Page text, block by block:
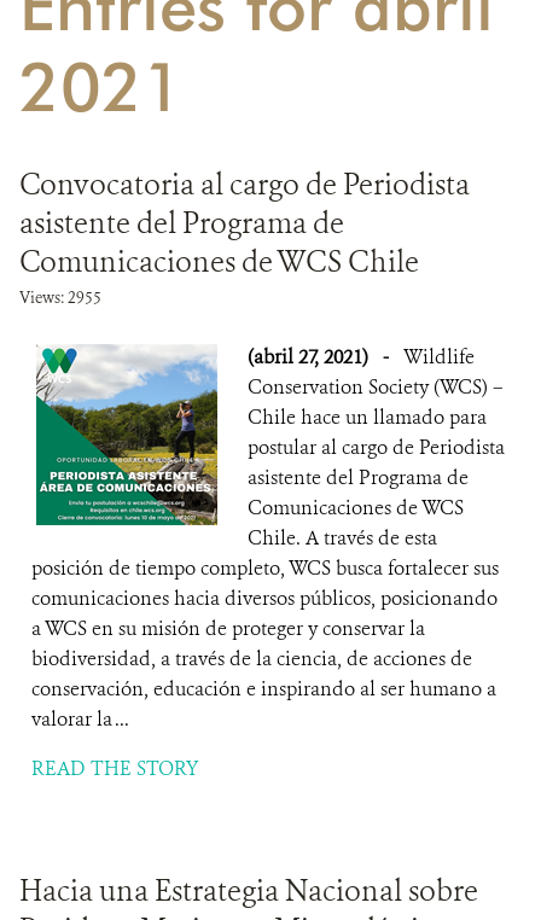
DONA
2021
Convocatoria al cargo de Periodista
asistente del Programa de
Comunicaciones de WCS Chile
Views: 2955
(abril 27, 2021) - Wildlife
Conservation Society (WCS) –
Chile hace un llamado para
postular al cargo de Periodista
asistente del Programa de
Comunicaciones de WCS
Chile. A través de esta
posición de tiempo completo, WCS busca fortalecer sus
comunicaciones hacia diversos públicos, posicionando
a WCS en su misión de proteger y conservar la
biodiversidad, a través de la ciencia, de acciones de
conservación, educación e inspirando al ser humano a
valorar la ...
READ THE STORY
Hacia una Estrategia Nacional sobre